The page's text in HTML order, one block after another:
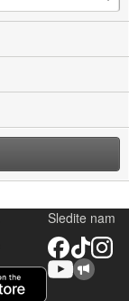
Sledite nam